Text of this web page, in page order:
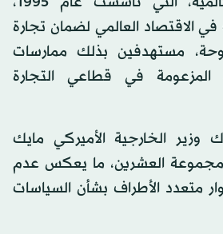
في الاقتصاد العالمي لضمان تجارة
مستهدفين بذلك ممارسات
المزعومة في قطاعي التجارة
الخارجية الأميركي مايك
مجموعة العشرين، ما يعكس عدم
متعدد الأطراف بشأن السياسات